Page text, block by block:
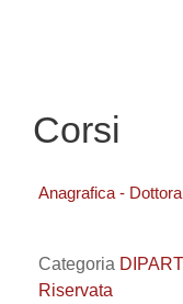
Corsi
Anagrafica -
Categoria
Riservata